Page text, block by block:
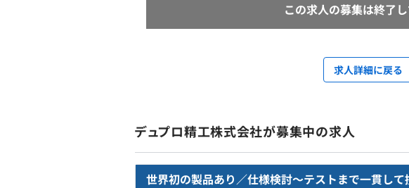
この求人の募集は終了
求人詳細に戻る
デュプロ精工株式会社が募集中の求人
世界初の製品あり／仕様検討〜テストまで一貫し